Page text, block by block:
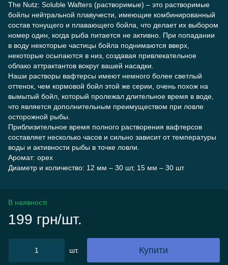
The Nutz: Soluble Wafters (растворимые) – это растворимые
бойлы нейтральной плавучести, имеющие комбинированный
состав тонущего и плавающего бойла, что делает их выбором
номер один, когда рыба питается не активно. При попадании
в воду некоторые частицы бойла поднимаются вверх,
некоторые осыпаются в низ, создавая привлекательное
облако аттрактантов вокруг вашей насадки.
Наши растворы вафтерсы имеют немного более светлый
оттенок, чем кормовой бойл этой же серии, очень похож на
вымытый бойл, который пролежал длительное время в воде,
что является дополнительным преимуществом при ловле
осторожной рыбы.
Приблизительное время полного растворения вафтерсов
составляет несколько часов и сильно зависит от температуры
воды и активности рыбы в точке ловли.
Аромат: орех
Диаметр и количество: 12 мм – 30 шт, 15 мм – 30 шт
В наявності
199 грн/шт.
шт. Купити